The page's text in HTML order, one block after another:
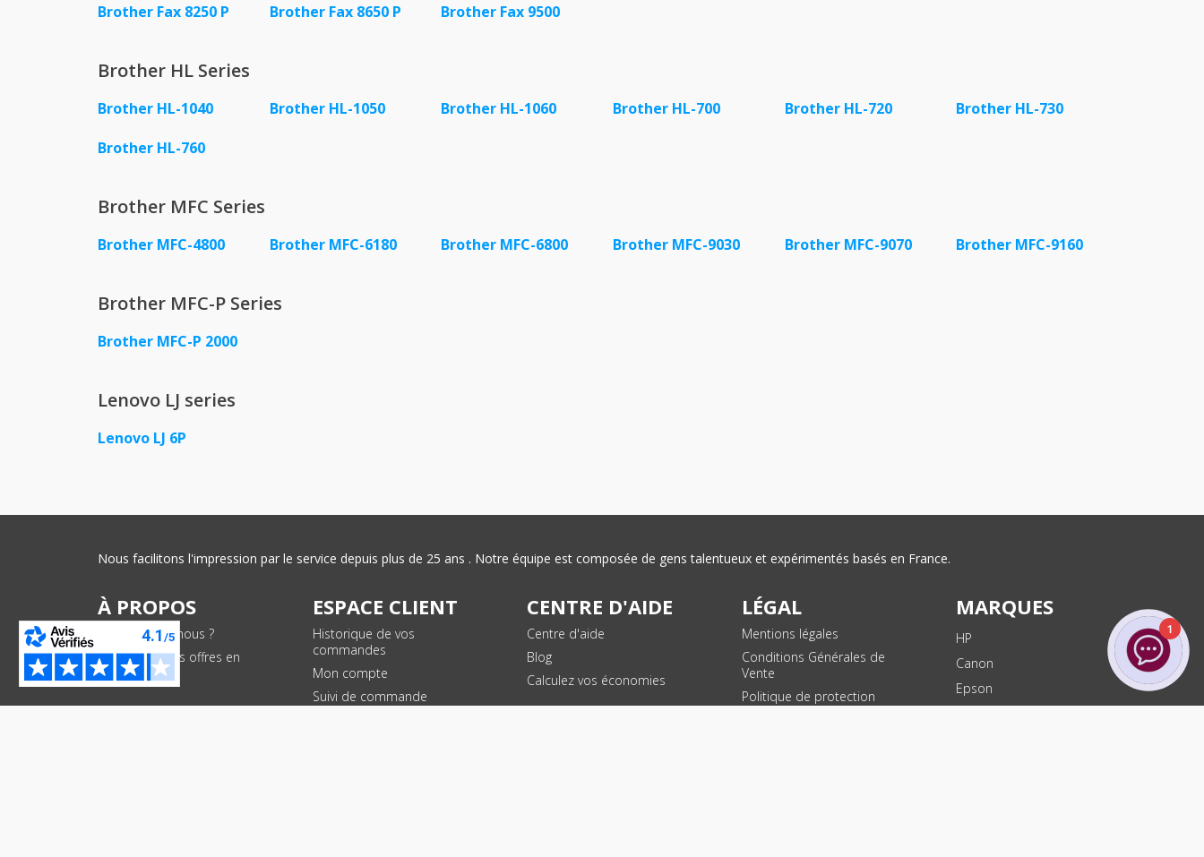
Brother Fax 8250 P
Brother Fax 8650 P Brother Fax 9500
Brother HL Series
Brother HL-1040 Brother HL-1050 Brother HL-1060 Brother HL-700 Brother HL-720
Brother HL-730
Brother HL-760
Brother MFC Series
Brother MFC-4800 Brother MFC-6180 Brother MFC-6800 Brother MFC-9030 Brother MFC-9070 Brother MFC-9160
Brother MFC-P Series
Brother MFC-P 2000
Lenovo LJ series
Lenovo LJ 6P
Nous facilitons l'impression par le service depuis plus de 25 ans . Notre équipe est composée de gens talentueux et expérimentés basés en France.
À PROPOS
Qui sommes-nous ?
Conditions des offres en
cours
ESPACE CLIENT
Historique de vos
commandes
Mon compte
Suivi de commande
CENTRE D'AIDE
Centre d'aide
Blog
Calculez vos économies
LÉGAL
Mentions légales
Conditions Générales de
Vente
Politique de protection
MARQUES
HP
Canon
Epson
1